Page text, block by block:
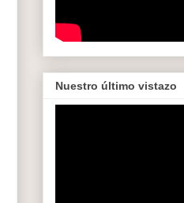
Nuestro último vistazo